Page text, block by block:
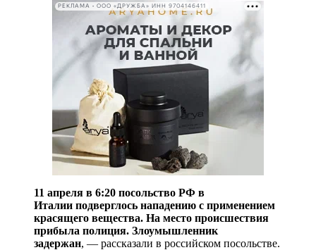
РЕКЛАМА • ООО «ДРУЖБА» ИНН 9704146411
11 апреля в 6:20 посольство РФ в
Италии подверглось нападению с применением
красящего вещества. На место происшествия
прибыла полиция. Злоумышленник
задержан, — рассказали в российском посольстве.